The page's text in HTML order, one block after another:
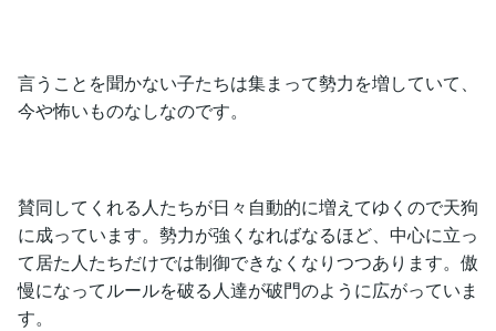
言うことを聞かない子たちは集まって勢力を増していて、
今や怖いものなしなのです。
賛同してくれる人たちが日々自動的に増えてゆくので天狗
に成っています。勢力が強くなればなるほど、中心に立っ
て居た人たちだけでは制御できなくなりつつあります。傲
慢になってルールを破る人達が破門のように広がっていま
す。